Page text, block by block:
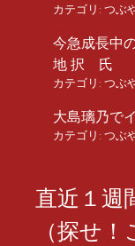
カテゴリ: つぶ
今急成長中
地 択 氏
カテゴリ: つぶ
大島璃乃で
カテゴリ: つぶ
直近１週
（探せ